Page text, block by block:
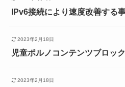
IPv6接続により速度改善する
2023年2月18日
児童ポルノコンテンツブロッ
2023年2月18日